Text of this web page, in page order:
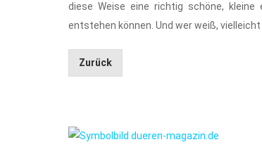
diese Weise eine richtig schöne, kleine
entstehen können. Und wer weiß,
Zurück